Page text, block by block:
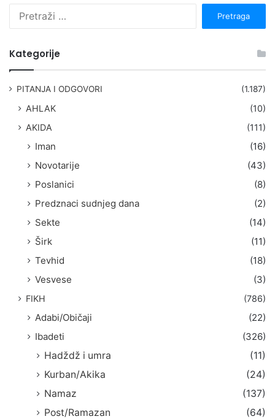
Kategorije
PITANJA I ODGOVORI (1.187)
AHLAK
(10)
AKIDA
(111)
Iman
(16)
Novotarije
(43)
Poslanici
(8)
Predznaci sudnjeg dana
(2)
Sekte
(14)
Širk
(11)
Tevhid
(18)
Vesvese
(3)
FIKH (786)
Adabi/Običaji
(22)
Ibadeti
(326)
Hadždž i umra
(11)
Kurban/Akika
(24)
Namaz
(137)
Post/Ramazan
(64)